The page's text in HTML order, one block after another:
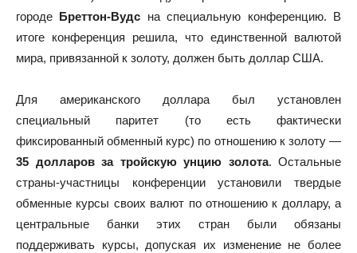
городе Бреттон-Вудс на специальную конференцию. В
итоге конференция решила, что единственной валютой
мира, привязанной к золоту, должен быть доллар США.
Для американского доллара был установлен
специальный паритет (то есть фактически
фиксированный обменный курс) по отношению к золоту —
35 долларов за тройскую унцию золота. Остальные
страны-участницы конференции установили твердые
обменные курсы своих валют по отношению к доллару, а
центральные банки этих стран были обязаны
поддерживать курсы, допуская их изменение не более